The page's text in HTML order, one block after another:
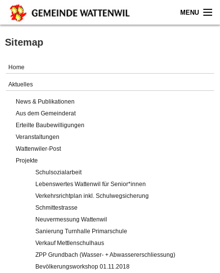
MENU
Home
Gemeinde
Verwaltung
Online-Service
Impressum
Sitemap
Home
Aktuelles
News & Publikationen
Aus dem Gemeinderat
Erteilte Baubewilligungen
Veranstaltungen
Wattenwiler-Post
Projekte
Schulsozialarbeit
Lebenswertes Wattenwil für Senior*innen
Verkehrsrichtplan inkl. Schulwegsicherung
Schmittestrasse
Neuvermessung Wattenwil
Sanierung Turnhalle Primarschule
Verkauf Mettlenschulhaus
ZPP Grundbach (Wasser- + Abwassererschliessung)
Bevölkerungsworkshop 01.11.2018